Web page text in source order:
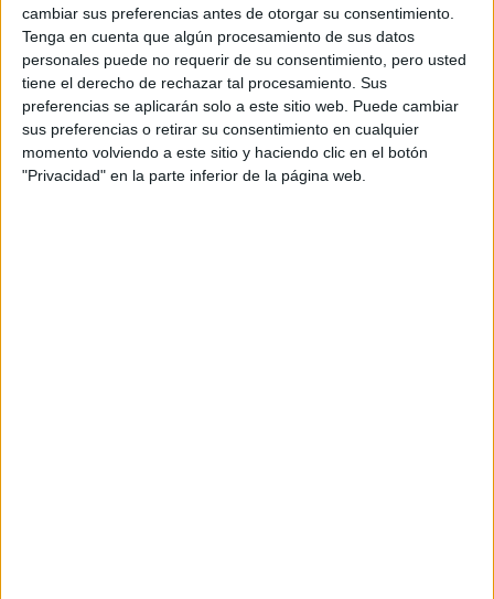
cambiar sus preferencias antes de otorgar su consentimiento.
Tenga en cuenta que algún procesamiento de sus datos
personales puede no requerir de su consentimiento, pero usted
tiene el derecho de rechazar tal procesamiento. Sus
preferencias se aplicarán solo a este sitio web. Puede cambiar
sus preferencias o retirar su consentimiento en cualquier
momento volviendo a este sitio y haciendo clic en el botón
"Privacidad" en la parte inferior de la página web.